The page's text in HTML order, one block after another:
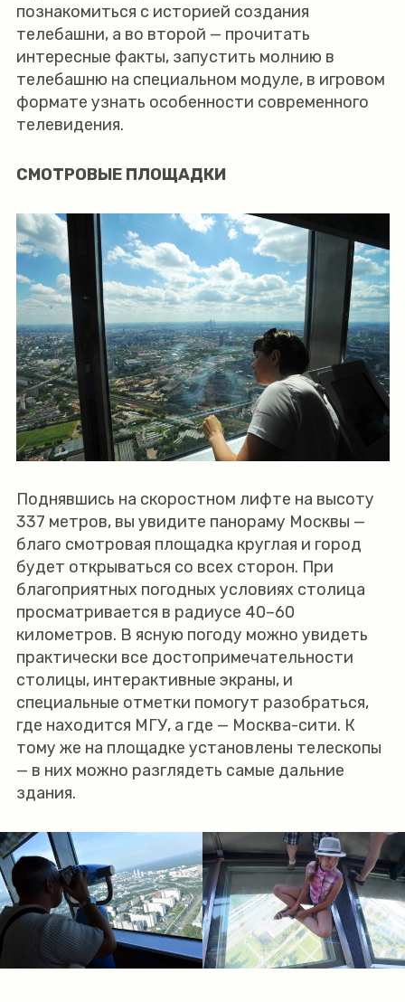
познакомиться с историей создания
телебашни, а во второй — прочитать
интересные факты, запустить молнию в
телебашню на специальном модуле, в игровом
формате узнать особенности современного
телевидения.
СМОТРОВЫЕ ПЛОЩАДКИ
Поднявшись на скоростном лифте на высоту
337 метров, вы увидите панораму Москвы —
благо смотровая площадка круглая и город
будет открываться со всех сторон. При
благоприятных погодных условиях столица
просматривается в радиусе 40–60
километров. В ясную погоду можно увидеть
практически все достопримечательности
столицы, интерактивные экраны, и
специальные отметки помогут разобраться,
где находится МГУ, а где — Москва-сити. К
тому же на площадке установлены телескопы
— в них можно разглядеть самые дальние
здания.